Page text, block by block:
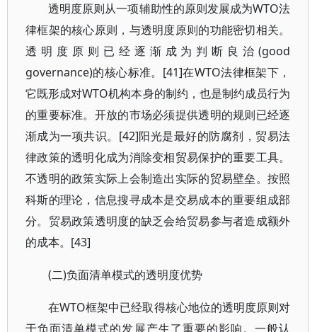
透明度原则从一项辅助性的原则发展成为WTO法
律框架的核心原则，与透明度原则的功能密切相关。
透明度原则已经逐渐成为判断良治(good
governance)的核心标准。[41]在WTO法律框架下，
它既形成对WTO机构本身的制约，也是制约成员行为
的重要标准。开放的市场必须提供透明的规则已经逐
渐成为一项共识。[42]阳光是最好的防腐剂，贸易法
律政策的透明化成为消除变相贸易保护的重要工具。
不透明的政策实际上会制造出实际的贸易壁垒。按照
科斯的理论，信息搜寻成本是交易成本的重要组成部
分。贸易政策透明度的缺乏会给贸易参与者造成额外
的成本。[43]
(二)负面清单模式的透明度优势
在WTO框架中已经取得核心地位的透明度原则对
于负面清单模式的发展产生了重要的影响。一般认